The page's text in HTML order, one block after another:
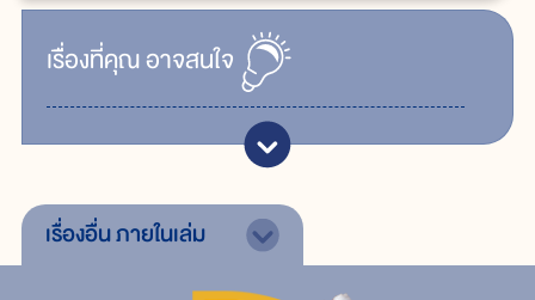
เรื่ิองที่คุณอาจสนใจ
เรื่องอื่นภายในเล่ม